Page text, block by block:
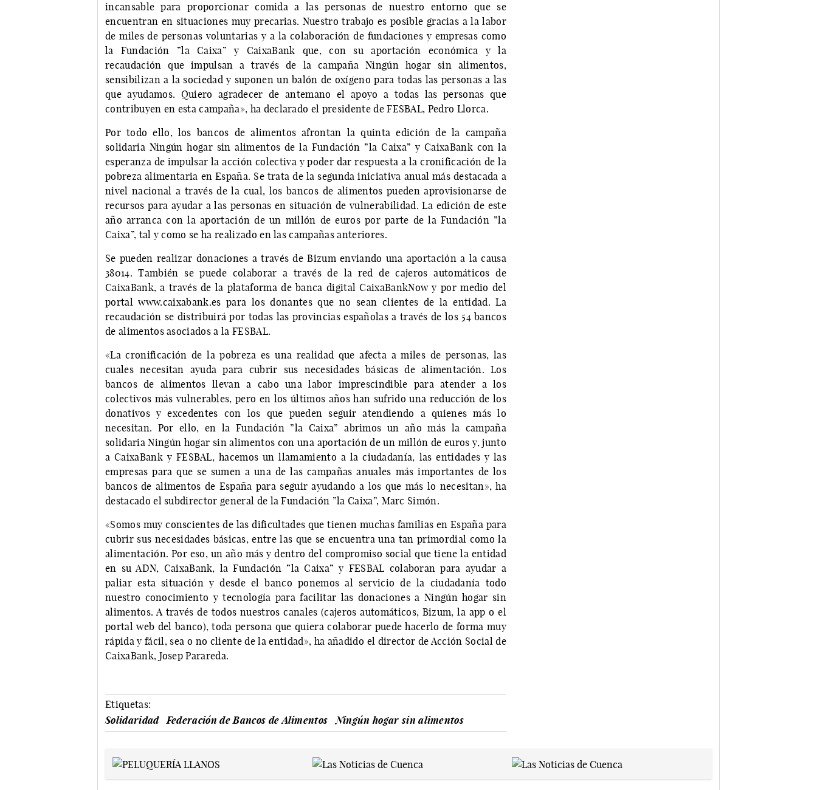
incansable para proporcionar comida a las personas de nuestro entorno que se
encuentran en situaciones muy precarias. Nuestro trabajo es posible gracias a la labor
de miles de personas voluntarias y a la colaboración de fundaciones y empresas como
la Fundación ”la Caixa” y CaixaBank que, con su aportación económica y la
recaudación que impulsan a través de la campaña Ningún hogar sin alimentos,
sensibilizan a la sociedad y suponen un balón de oxígeno para todas las personas a las
que ayudamos. Quiero agradecer de antemano el apoyo a todas las personas que
contribuyen en esta campaña», ha declarado el presidente de FESBAL, Pedro Llorca.
Por todo ello, los bancos de alimentos afrontan la quinta edición de la campaña
solidaria Ningún hogar sin alimentos de la Fundación ”la Caixa” y CaixaBank con la
esperanza de impulsar la acción colectiva y poder dar respuesta a la cronificación de la
pobreza alimentaria en España. Se trata de la segunda iniciativa anual más destacada a
nivel nacional a través de la cual, los bancos de alimentos pueden aprovisionarse de
recursos para ayudar a las personas en situación de vulnerabilidad. La edición de este
año arranca con la aportación de un millón de euros por parte de la Fundación ”la
Caixa”, tal y como se ha realizado en las campañas anteriores.
Se pueden realizar donaciones a través de Bizum enviando una aportación a la causa
38014. También se puede colaborar a través de la red de cajeros automáticos de
CaixaBank, a través de la plataforma de banca digital CaixaBankNow y por medio del
portal www.caixabank.es para los donantes que no sean clientes de la entidad. La
recaudación se distribuirá por todas las provincias españolas a través de los 54 bancos
de alimentos asociados a la FESBAL.
«La cronificación de la pobreza es una realidad que afecta a miles de personas, las
cuales necesitan ayuda para cubrir sus necesidades básicas de alimentación. Los
bancos de alimentos llevan a cabo una labor imprescindible para atender a los
colectivos más vulnerables, pero en los últimos años han sufrido una reducción de los
donativos y excedentes con los que pueden seguir atendiendo a quienes más lo
necesitan. Por ello, en la Fundación ”la Caixa” abrimos un año más la campaña
solidaria Ningún hogar sin alimentos con una aportación de un millón de euros y, junto
a CaixaBank y FESBAL, hacemos un llamamiento a la ciudadanía, las entidades y las
empresas para que se sumen a una de las campañas anuales más importantes de los
bancos de alimentos de España para seguir ayudando a los que más lo necesitan», ha
destacado el subdirector general de la Fundación ”la Caixa”, Marc Simón.
«Somos muy conscientes de las dificultades que tienen muchas familias en España para
cubrir sus necesidades básicas, entre las que se encuentra una tan primordial como la
alimentación. Por eso, un año más y dentro del compromiso social que tiene la entidad
en su ADN, CaixaBank, la Fundación ”la Caixa” y FESBAL colaboran para ayudar a
paliar esta situación y desde el banco ponemos al servicio de la ciudadanía todo
nuestro conocimiento y tecnología para facilitar las donaciones a Ningún hogar sin
alimentos. A través de todos nuestros canales (cajeros automáticos, Bizum, la app o el
portal web del banco), toda persona que quiera colaborar puede hacerlo de forma muy
rápida y fácil, sea o no cliente de la entidad», ha añadido el director de Acción Social de
CaixaBank, Josep Parareda.
Etiquetas:
Solidaridad
Federación de Bancos de Alimentos Ningún hogar sin alimentos